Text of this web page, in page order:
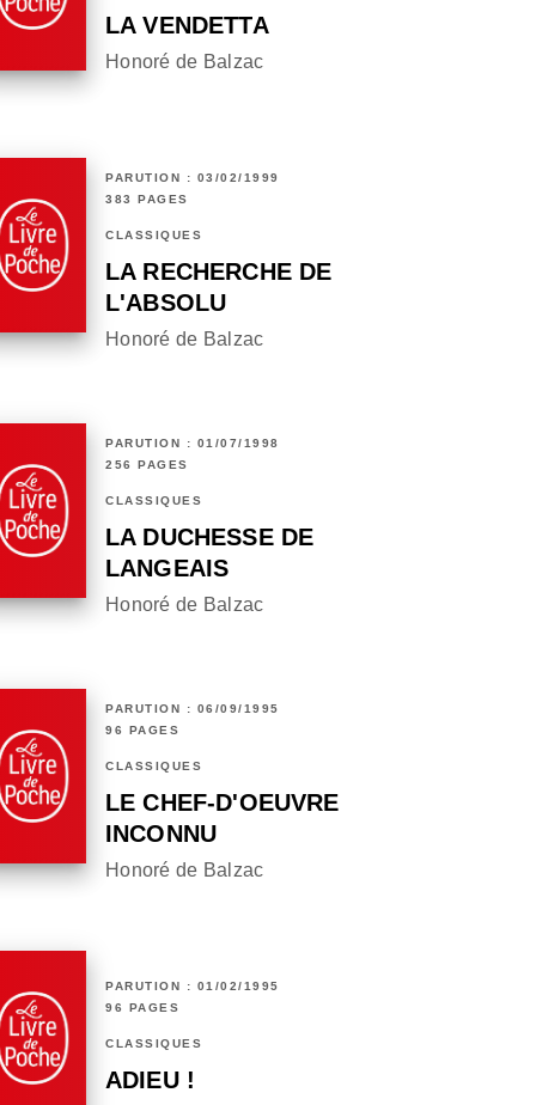
LA VENDETTA
Honoré de Balzac
PARUTION : 03/02/1999
383 PAGES
CLASSIQUES
LA RECHERCHE DE
L'ABSOLU
Honoré de Balzac
PARUTION : 01/07/1998
256 PAGES
CLASSIQUES
LA DUCHESSE DE
LANGEAIS
Honoré de Balzac
PARUTION : 06/09/1995
96 PAGES
CLASSIQUES
LE CHEF-D'OEUVRE
INCONNU
Honoré de Balzac
PARUTION : 01/02/1995
96 PAGES
CLASSIQUES
ADIEU !